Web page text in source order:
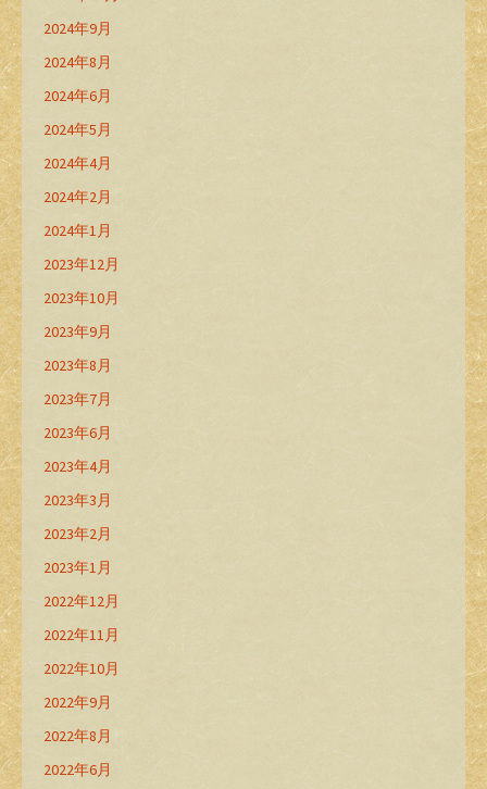
2024年9月
2024年8月
2024年6月
2024年5月
2024年4月
2024年2月
2024年1月
2023年12月
2023年10月
2023年9月
2023年8月
2023年7月
2023年6月
2023年4月
2023年3月
2023年2月
2023年1月
2022年12月
2022年11月
2022年10月
2022年9月
2022年8月
2022年6月